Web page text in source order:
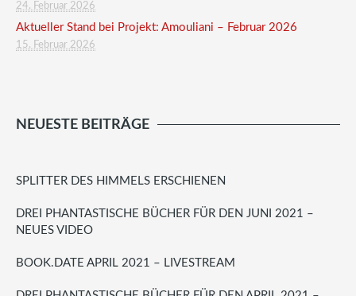
24. Februar 2026
Aktueller Stand bei Projekt: Amouliani – Februar 2026
15. Februar 2026
NEUESTE BEITRÄGE
SPLITTER DES HIMMELS ERSCHIENEN
DREI PHANTASTISCHE BÜCHER FÜR DEN JUNI 2021 –
NEUES VIDEO
BOOK.DATE APRIL 2021 – LIVESTREAM